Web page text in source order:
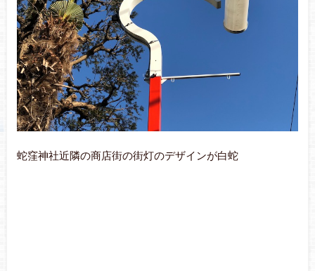
蛇窪神社近隣の商店街の街灯のデザインが白蛇